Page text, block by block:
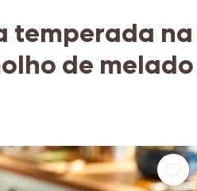
temperada na
de melado